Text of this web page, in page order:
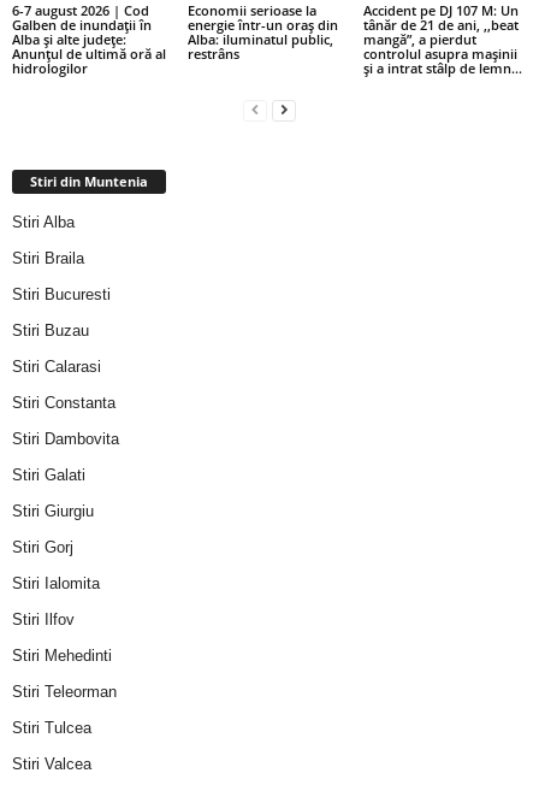
6-7 august 2026 | Cod
Galben de inundații în
Alba și alte județe:
Anunțul de ultimă oră al
hidrologilor
Economii serioase la
energie într-un oraș din
Alba: iluminatul public,
restrâns
Accident pe DJ 107 M: Un
tânăr de 21 de ani, ,,beat
mangă”, a pierdut
controlul asupra mașinii
și a intrat stâlp de lemn...
Stiri din Muntenia
Stiri Alba
Stiri Braila
Stiri Bucuresti
Stiri Buzau
Stiri Calarasi
Stiri Constanta
Stiri Dambovita
Stiri Galati
Stiri Giurgiu
Stiri Gorj
Stiri Ialomita
Stiri Ilfov
Stiri Mehedinti
Stiri Teleorman
Stiri Tulcea
Stiri Valcea